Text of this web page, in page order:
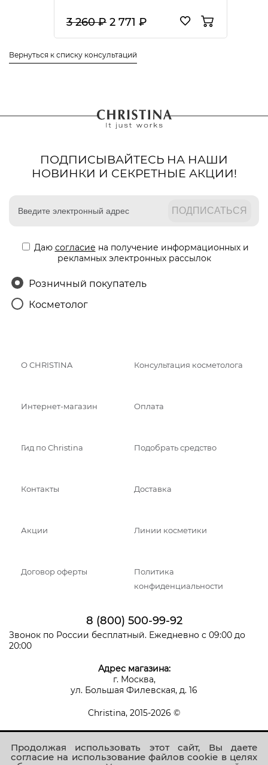
Продолжая использовать этот сайт, Вы даете
согласие на использование файлов cookie в целях
3 260 ₽ 2 771 ₽
Вернуться к списку консультаций
ПОДПИСЫВАЙТЕСЬ НА НАШИ
НОВИНКИ И СЕКРЕТНЫЕ АКЦИИ!
Даю согласие на получение информационных и
рекламных электронных рассылок
Розничный покупатель
Косметолог
О CHRISTINA Консультация косметолога
Интернет-магазин Оплата
Гид по Christina Подобрать средство
Контакты Доставка
Акции Линии косметики
Договор оферты
Политика
конфиденциальности
8 (800) 500-99-92
Звонок по России бесплатный. Ежедневно с 09:00 до
20:00
Адрес магазина:
г. Москва,
ул. Большая Филевская, д. 16
Christina, 2015-2026 ©